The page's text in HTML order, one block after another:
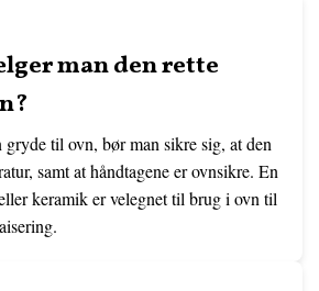
man den rette
til ovn, bør man sikre sig, at den
samt at håndtagene er ovnsikre. En
keramik er velegnet til brug i ovn til